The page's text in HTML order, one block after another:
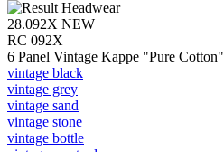
28.092X NEW
RC 092X
6 Panel Vintage Kappe "Pure Cotton"
vintage black
vintage grey
vintage sand
vintage stone
vintage bottle